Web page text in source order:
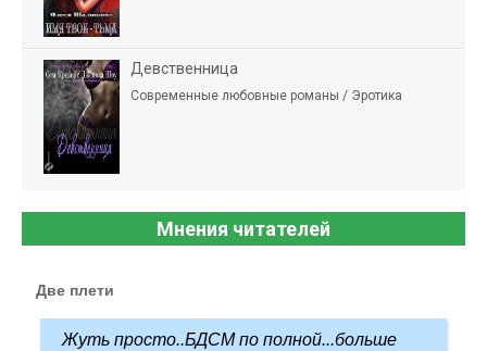
Девственница
Современные любовные романы / Эротика
Мнения читателей
Две плети
Жуть просто..БДСМ по полной...больше